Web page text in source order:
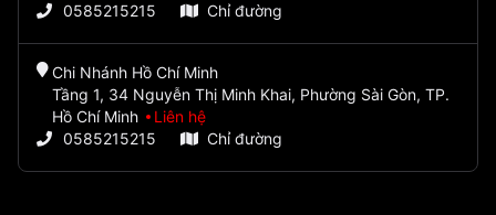
0585215215
Chỉ đường
Chi Nhánh Hồ Chí Minh
Tầng 1, 34 Nguyễn Thị Minh Khai, Phường Sài Gòn, TP.
Hồ Chí Minh
Liên hệ
0585215215
Chỉ đường